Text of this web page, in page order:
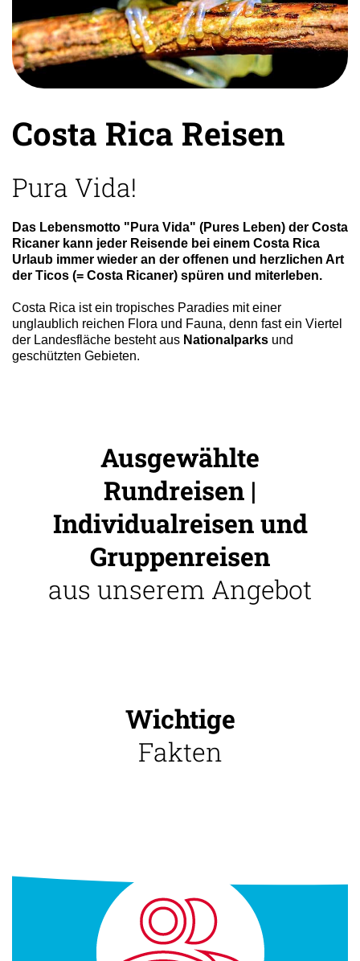
zum
ausgewählten
Suchergebnis
zu
gelangen.
Benutzer
Touchgeräten
können
Costa Rica Reisen
Pura Vida!
Das Lebensmotto "Pura Vida" (Pures Leben) der Costa
Ricaner kann jeder Reisende bei einem Costa Rica
Urlaub immer wieder an der offenen und herzlichen Art
der Ticos (= Costa Ricaner) spüren und miterleben.
Costa Rica ist ein tropisches Paradies mit einer
unglaublich reichen Flora und Fauna, denn fast ein Viertel
der Landesfläche besteht aus Nationalparks und
geschützten Gebieten.
Ausgewählte
Rundreisen |
Individualreisen und
Gruppenreisen
aus unserem Angebot
Wichtige
Fakten